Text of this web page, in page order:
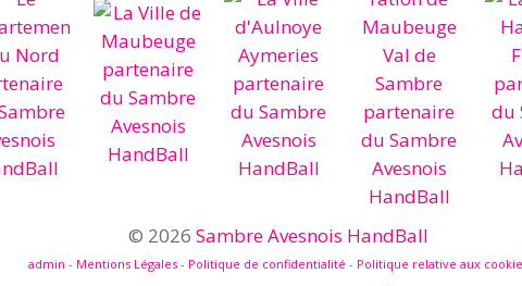
© 2026 Sambre Avesnois HandBall
admin - Mentions Légales - Politique de confidentialité - Politique relative aux